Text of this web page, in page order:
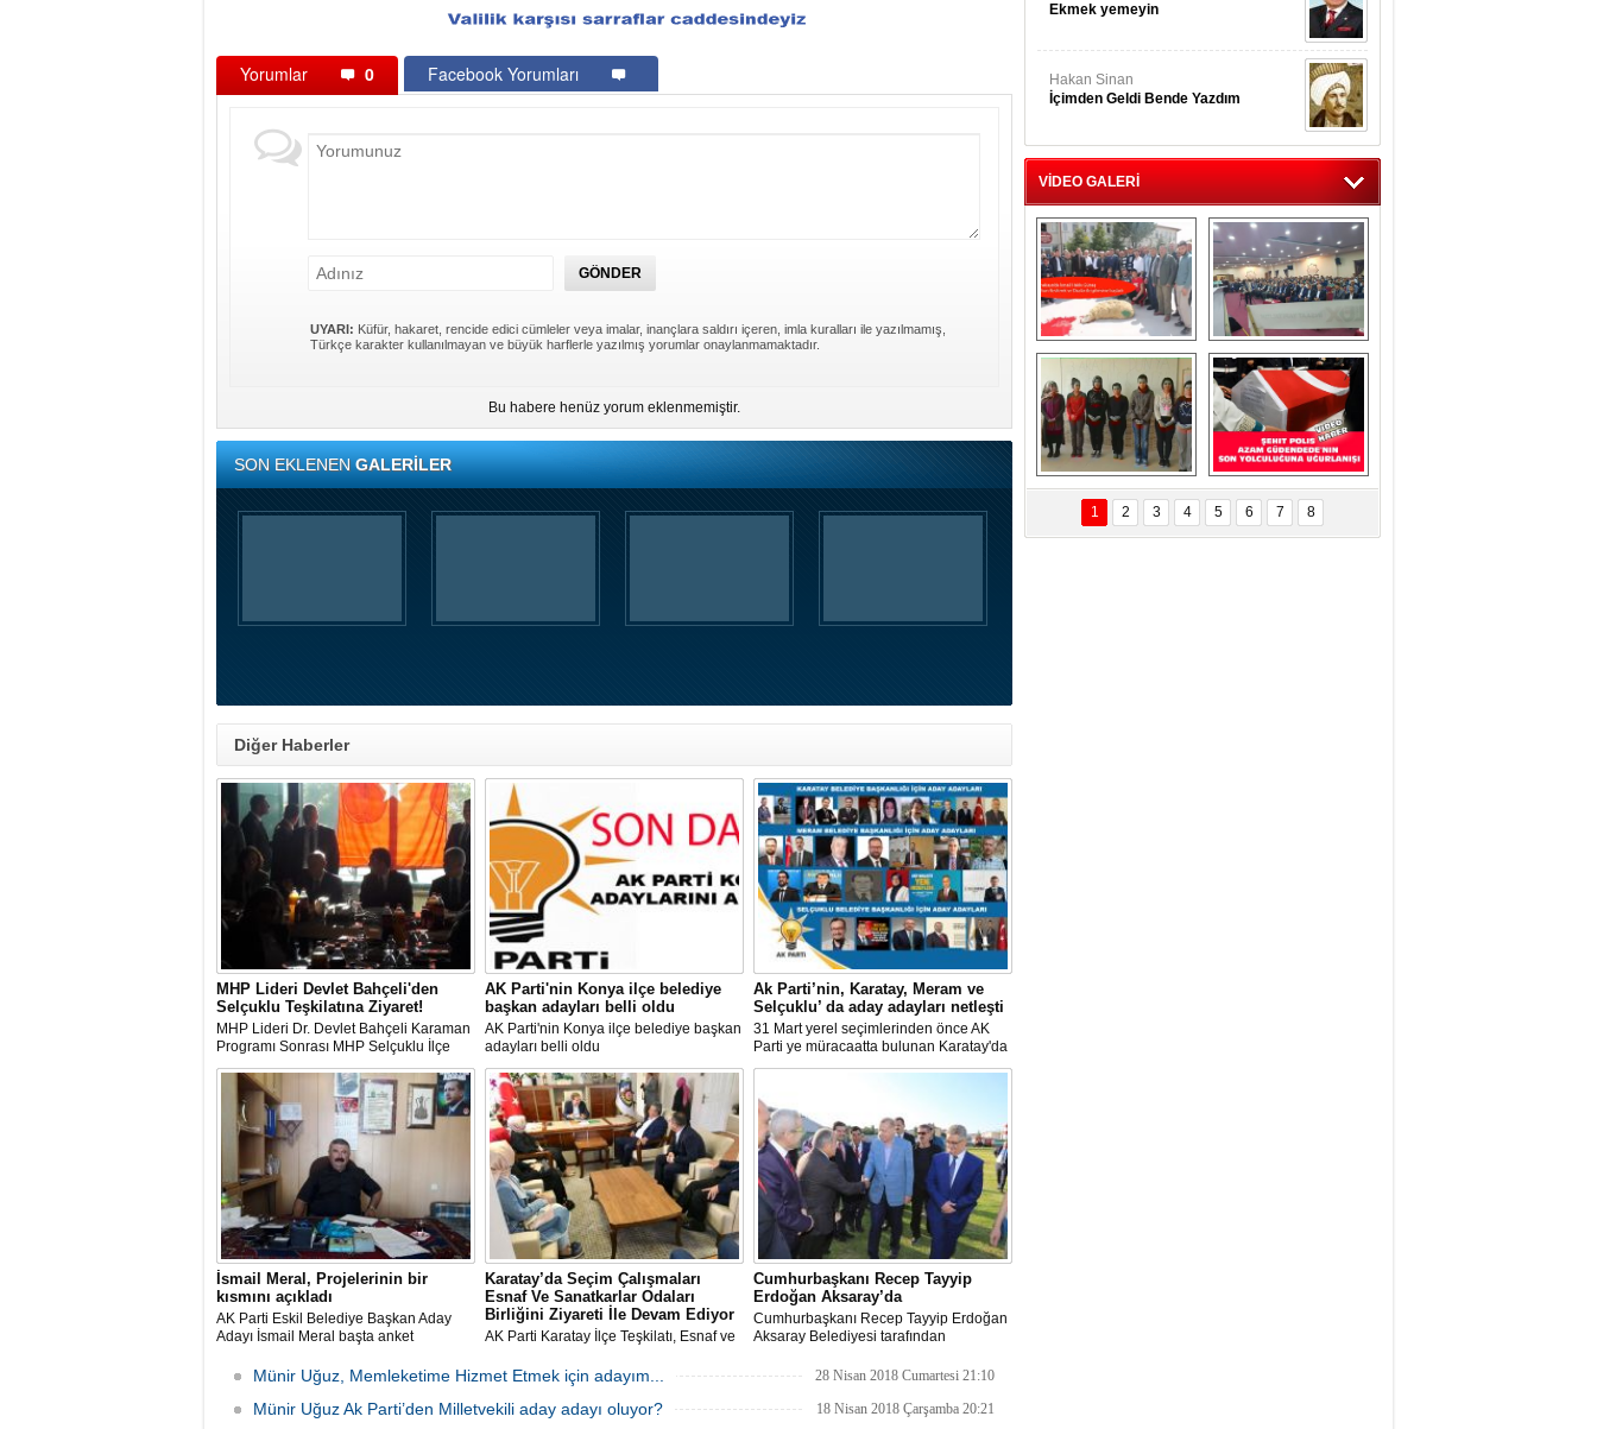
Yorumlar 0 Facebook Yorumları
UYARI: Küfür, hakaret, rencide edici cümleler veya imalar, inançlara saldırı içeren, imla kuralları ile yazılmamış,
Türkçe karakter kullanılmayan ve büyük harflerle yazılmış yorumlar onaylanmamaktadır.
Bu habere henüz yorum eklenmemiştir.
SON EKLENENGALERİLER
Diğer Haberler
MHP Lideri Devlet Bahçeli'den
Selçuklu Teşkilatına Ziyaret!
MHP Lideri Dr. Devlet Bahçeli Karaman
Programı Sonrası MHP Selçuklu İlçe
Başkanı Güzide Çipan'ı ziyaret etti.
AK Parti'nin Konya ilçe belediye
başkan adayları belli oldu
AK Parti'nin Konya ilçe belediye başkan
adayları belli oldu
Ak Parti’nin, Karatay, Meram ve
Selçuklu’ da aday adayları netleşti
31 Mart yerel seçimlerinden önce AK
Parti ye müracaatta bulunan Karatay'da
11, Meram’da 13, Selçuklu ’da 6 aday
İsmail Meral, Projelerinin bir
kısmını açıkladı
AK Parti Eskil Belediye Başkan Aday
Adayı İsmail Meral başta anket
vatandaşların tercihte bulunması
noktasında destek istedi.
Karatay’da Seçim Çalışmaları
Esnaf Ve Sanatkarlar Odaları
Birliğini Ziyareti İle Devam Ediyor
AK Parti Karatay İlçe Teşkilatı, Esnaf ve
ederek; Birlik Başkanlığına yeni seçilen
Muharrem Karabacak’a hayırlı olsun
ziyaretinde bulundu.
Cumhurbaşkanı Recep Tayyip
Erdoğan Aksaray’da
Cumhurbaşkanı Recep Tayyip Erdoğan
Aksaray Belediyesi tarafından
partisinin Aksaray’da düzenlediği miting
Münir Uğuz, Memleketime Hizmet Etmek için adayım... 28 Nisan 2018 Cumartesi 21:10
Münir Uğuz Ak Parti’den Milletvekili aday adayı oluyor? 18 Nisan 2018 Çarşamba 20:21
Ekmek yemeyin
Hakan Sinan
İçimden Geldi Bende Yazdım
VİDEO GALERİ
İsmail Hakkı
GÜNEŞ Kurban ve
Dualar ile görevi
devraldı...
Eskilliler Gecesi
programı
KONTV'de böyle
yer aldı....
Eskilder Gençlik
Kollarından 3 Aralık
Dünya Engelliler
Günü Ziyareti
Şehit Polisimiz Azam
Güdendede Son
Yolculuğuna
Uğurlanışı Video
1 2 3 4 5 6 7 8